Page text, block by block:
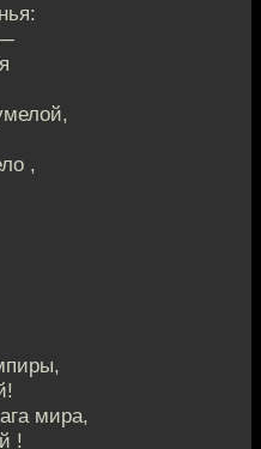
,
мира,
!